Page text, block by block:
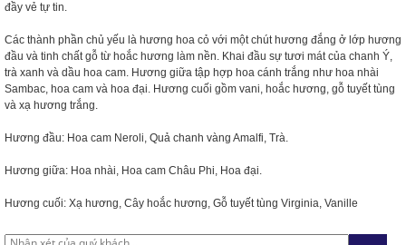
đầy vẻ tự tin.
Các thành phần chủ yếu là hương hoa cỏ với một chút hương đắng ở lớp hương
đầu và tinh chất gỗ từ hoắc hương làm nền. Khai đầu sự tươi mát của chanh Ý,
trà xanh và dầu hoa cam. Hương giữa tập hợp hoa cánh trắng như hoa nhài
Sambac, hoa cam và hoa đại. Hương cuối gồm vani, hoắc hương, gỗ tuyết tùng
và xạ hương trắng.
Hương đầu: Hoa cam Neroli, Quả chanh vàng Amalfi, Trà.
Hương giữa: Hoa nhài, Hoa cam Châu Phi, Hoa đại.
Hương cuối: Xạ hương, Cây hoắc hương, Gỗ tuyết tùng Virginia, Vanille